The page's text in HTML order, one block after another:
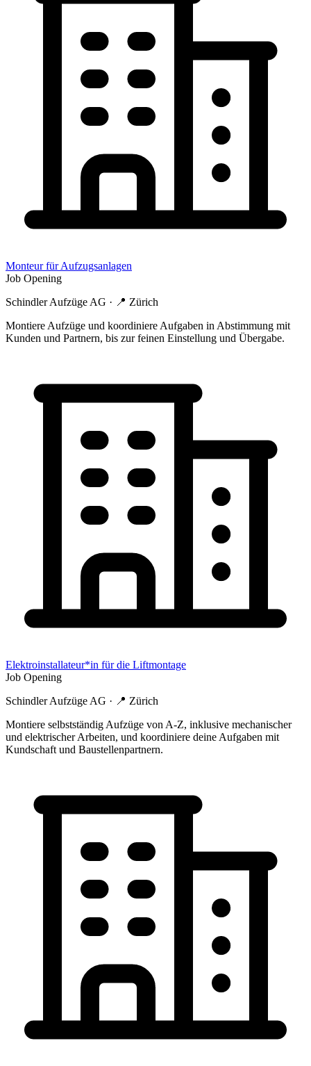
Monteur für Aufzugsanlagen
Job Opening
Schindler Aufzüge AG · 📍 Zürich
Montiere Aufzüge und koordiniere Aufgaben in Abstimmung mit
Kunden und Partnern, bis zur feinen Einstellung und Übergabe.
Elektroinstallateur*in für die Liftmontage
Job Opening
Schindler Aufzüge AG · 📍 Zürich
Montiere selbstständig Aufzüge von A-Z, inklusive mechanischer
und elektrischer Arbeiten, und koordiniere deine Aufgaben mit
Kundschaft und Baustellenpartnern.